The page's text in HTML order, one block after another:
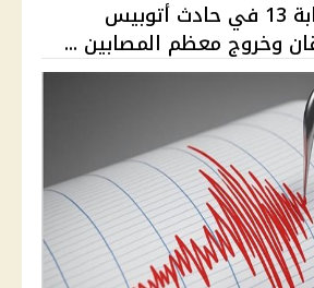
وفاة طفل وإصابة 13 في حادث أتوبيس
وخروج معظم المصابين ...